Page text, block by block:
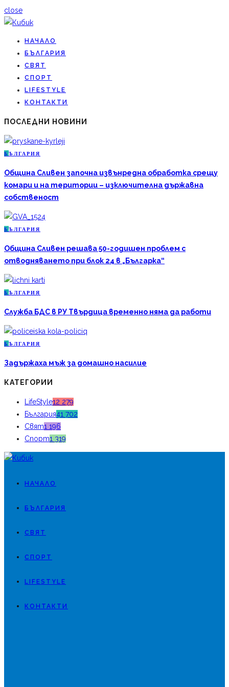
close
НАЧАЛО
БЪЛГАРИЯ
СВЯТ
СПОРТ
LIFESTYLE
КОНТАКТИ
ПОСЛЕДНИ НОВИНИ
Б ЪЛГАРИЯ
Община Сливен започна извънредна обработка срещу
комари и на територии – изключителна държавна
собственост
Б ЪЛГАРИЯ
Община Сливен решава 50-годишен проблем с
отводняването при блок 24 в „Българка“
Б ЪЛГАРИЯ
Служба БДС в РУ Твърдица временно няма да работи
Б ЪЛГАРИЯ
Задържаха мъж за домашно насилие
КАТЕГОРИИ
LifeStyle12 279
България41 702
Свят1 196
Спорт1 319
НАЧАЛО
БЪЛГАРИЯ
СВЯТ
СПОРТ
LIFESTYLE
КОНТАКТИ